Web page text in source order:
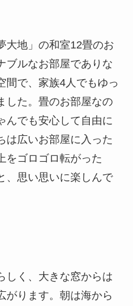
大地」の和室12畳のお
ブルなお部屋でありな
間で、家族4人でもゆっ
した。畳のお部屋なの
んでも安心して自由に
は広いお部屋に入った
をゴロゴロ転がった
、思い思いに楽しんで
しく、大きな窓からは
がります。朝は海から